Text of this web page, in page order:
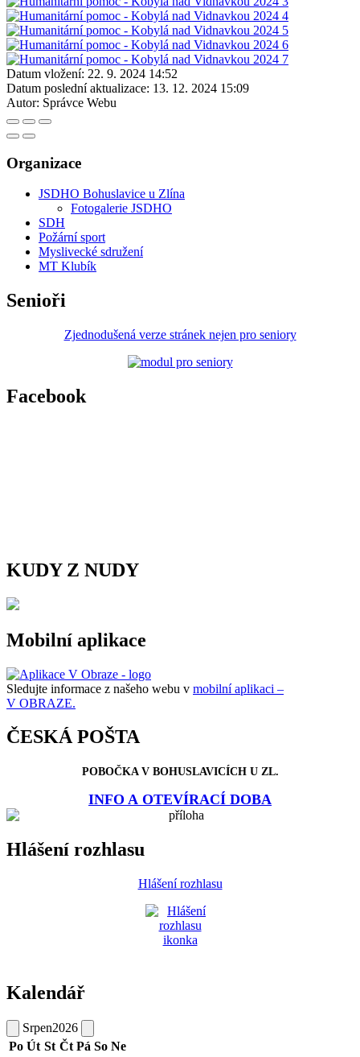
Datum vložení: 22. 9. 2024 14:52
Datum poslední aktualizace: 13. 12. 2024 15:09
Autor: Správce Webu
Organizace
JSDHO Bohuslavice u Zlína
Fotogalerie JSDHO
SDH
Požární sport
Myslivecké sdružení
MT Klubík
Senioři
Zjednodušená verze stránek nejen pro seniory
Facebook
KUDY Z NUDY
Mobilní aplikace
Sledujte informace z našeho webu v mobilní aplikaci –
V OBRAZE.
ČESKÁ POŠTA
POBOČKA V BOHUSLAVICÍCH U ZL.
INFO A OTEVÍRACÍ DOBA
Hlášení rozhlasu
Hlášení rozhlasu
Kalendář
Srpen2026
Po Út St Čt Pá So Ne